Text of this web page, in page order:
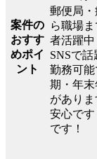
案件の
おすす
めポイ
ント
郵便局
ら職場
者活躍中
SNSで
勤務可
期・年
があり
安心で
です！